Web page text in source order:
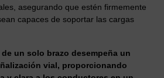
asegurando que estén firmemente
capaces de soportar las cargas
un solo brazo desempeña un
vial, proporcionando